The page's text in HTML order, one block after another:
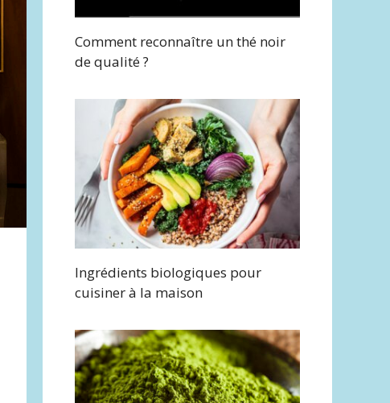
Comment reconnaître un thé noir
de qualité ?
Ingrédients biologiques pour
cuisiner à la maison